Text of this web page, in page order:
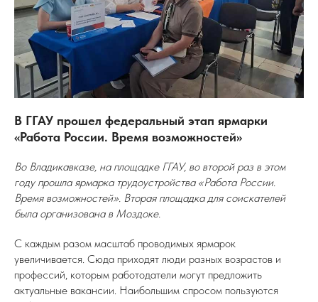
В ГГАУ прошел федеральный этап ярмарки
«Работа России. Время возможностей»
Во Владикавказе, на площадке ГГАУ, во второй раз в этом
году прошла ярмарка трудоустройства «Работа России.
Время возможностей». Вторая площадка для соискателей
была организована в Моздоке.
С каждым разом масштаб проводимых ярмарок
увеличивается. Сюда приходят люди разных возрастов и
профессий, которым работодатели могут предложить
актуальные вакансии. Наибольшим спросом пользуются